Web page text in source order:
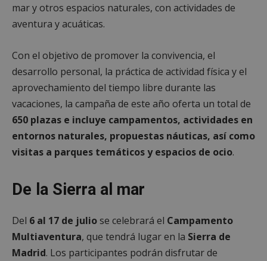
mar y otros espacios naturales, con actividades de
aventura y acuáticas.
Con el objetivo de promover la convivencia, el
desarrollo personal, la práctica de actividad física y el
aprovechamiento del tiempo libre durante las
vacaciones, la campaña de este año oferta un total de
650 plazas e incluye campamentos, actividades en
entornos naturales, propuestas náuticas, así como
visitas a parques temáticos y espacios de ocio.
De la Sierra al mar
Del 6 al 17 de juliose celebrará el Campamento
Multiaventura, que tendrá lugar en la Sierra de
Madrid. Los participantes podrán disfrutar de